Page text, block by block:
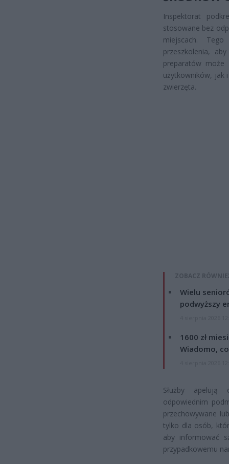
Inspektorat
stosowane bez
miejscach.
przeszkolenia,
preparatów
użytkowników, jak
zwierzęta.
ZOBACZ
Wielu
podwyższy
1600 zł
Wiadomo,
Służby apelują
odpowiednim
przechowywane
tylko dla osób,
aby informować
przypadkowemu